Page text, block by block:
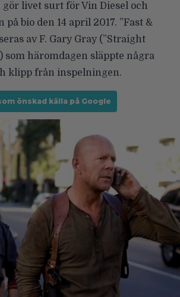
livet surt för Vin Diesel och
på bio den 14 april 2017. ”Fast &
av F. Gary Gray (”Straight
som häromdagen släppte några
klipp från inspelningen.
önskad källa på Google